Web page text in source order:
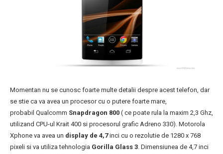
Momentan nu se cunosc foarte multe detalii despre acest telefon, dar
se stie ca va avea un procesor cu o putere foarte mare,
probabil Qualcomm Snapdragon 800 ( ce poate rula la maxim 2,3 Ghz,
utilizand CPU-ul Krait 400 si procesorul grafic Adreno 330). Motorola
Xphone va avea un display de 4,7inci cu o rezolutie de 1280 x 768
pixeli si va utiliza tehnologia Gorilla Glass 3. Dimensiunea de 4,7 inci